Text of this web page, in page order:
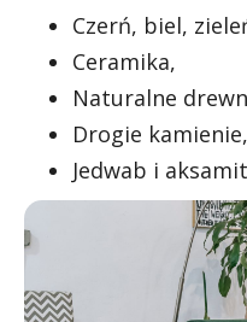
Czerń, biel,
Ceramika,
Naturalne
Drogie kamienie,
Jedwab i